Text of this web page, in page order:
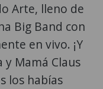
Arte, lleno de
Big Band con
en vivo. ¡Y
Mamá Claus
los habías